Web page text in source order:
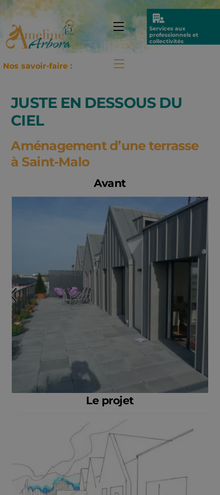
Skip
content
Menu
Icon
label
Services aux
professionnels et
collectivités
Nos savoir-faire : Menu
JUSTE EN DESSOUS DU
CIEL
Aménagement d’une terrasse
à Saint-Malo
Avant
Le projet